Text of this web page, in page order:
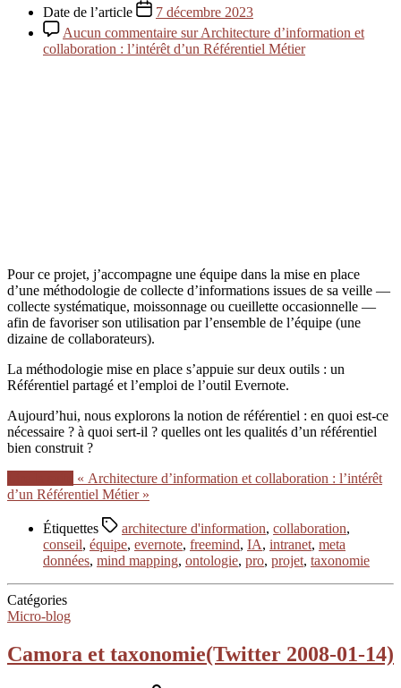
Date de l’article
7 décembre 2023
Aucun commentaire sur Architecture d’information et
collaboration : l’intérêt d’un Référentiel Métier
Pour ce projet, j’accompagne une équipe dans la mise en place
d’une méthodologie de collecte d’informations issues de sa veille —
collecte systématique, moissonnage ou cueillette occasionnelle —
afin de favoriser son utilisation par l’ensemble de l’équipe (une
dizaine de collaborateurs).
La méthodologie mise en place s’appuie sur deux outils : un
Référentiel partagé et l’emploi de l’outil Evernote.
Aujourd’hui, nous explorons la notion de référentiel : en quoi est-ce
nécessaire ? à quoi sert-il ? quelles ont les qualités d’un référentiel
bien construit ?
« Architecture d’information et collaboration : l’intérêt
d’un Référentiel Métier »
Étiquettes architecture d'information, collaboration,
conseil, équipe, evernote, freemind, IA, intranet, meta
données, mind mapping, ontologie, pro, projet, taxonomie
Catégories
Micro-blog
Camora et taxonomie(Twitter 2008-01-14)